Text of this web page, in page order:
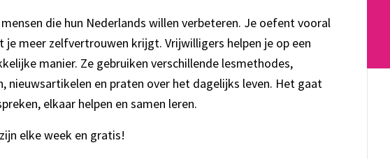
die hun Nederlands willen verbeteren. Je oefent vooral
je meer zelfvertrouwen krijgt. Vrijwilligers helpen je op een
manier. Ze gebruiken verschillende lesmethodes,
nieuwsartikelen en praten over het dagelijks leven. Het gaat
elkaar helpen en samen leren.
elke week en gratis!